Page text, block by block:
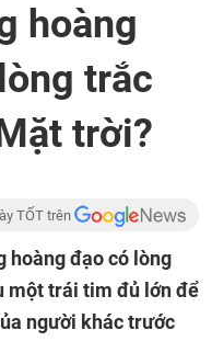
hoàng
trắc
trời?
TỐT trên
hoàng đạo có lòng
một trái tim đủ lớn để
người khác trước